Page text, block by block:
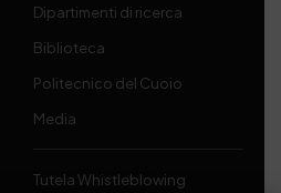
Dipartimenti di ricerca
Biblioteca
Politecnico del Cuoio
Media
Tutela Whistleblowing